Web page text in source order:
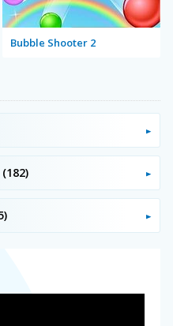
Bubble Shooter 2
(182)